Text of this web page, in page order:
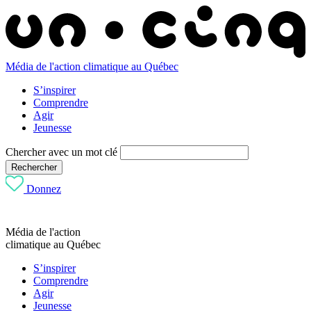
Média de l'action climatique au Québec
S’inspirer
Comprendre
Agir
Jeunesse
Chercher avec un mot clé
Rechercher
Donnez
Média de l'action
climatique au Québec
S’inspirer
Comprendre
Agir
Jeunesse